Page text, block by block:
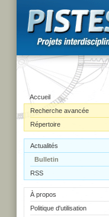
Accueil
Recherche avancée
Répertoire
Actualités
Bulletin
RSS
À propos
Politique d'utilisation